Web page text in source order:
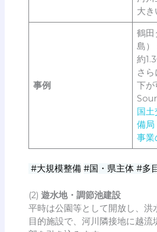
大き
事例
鶴田
島）
約
さ
下が
国
備局
事業
#大規模整備 #国・県主体 #多
(2) 遊水地・調節池建設
平時は公園等として開放し、洪
目的施設で、河川隣接地に越流